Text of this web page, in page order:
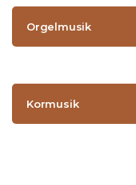
Orgelmusik
Kormusik